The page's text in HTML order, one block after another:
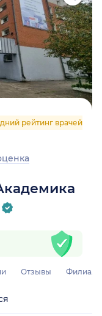
рейтинг врачей 4.3
Отзывы Филиалы